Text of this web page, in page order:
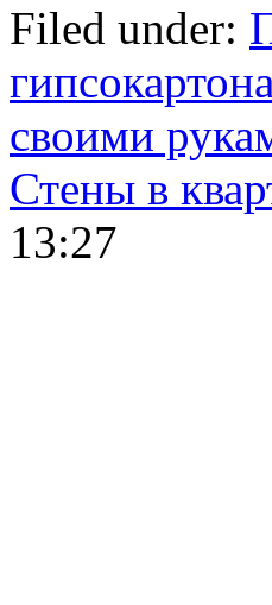
Filed under:
гипсокартона
своими
Стены в
13:27